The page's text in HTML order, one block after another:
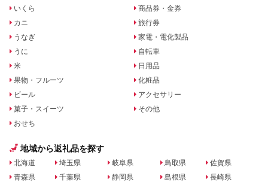
いくら
カニ
うなぎ
うに
米
果物・フルーツ
ビール
菓子・スイーツ
おせち
商品券・金券
旅行券
家電・電化製品
自転車
日用品
化粧品
アクセサリー
その他
地域から返礼品を探す
北海道
青森県
埼玉県
千葉県
岐阜県
静岡県
鳥取県
島根県
佐賀県
長崎県